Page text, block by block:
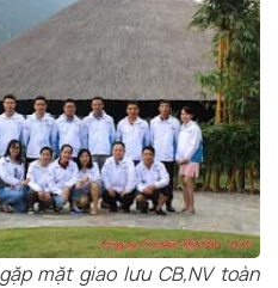
mặt giao lưu CB,NV toàn